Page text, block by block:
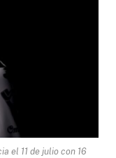
el 11 de julio con 16